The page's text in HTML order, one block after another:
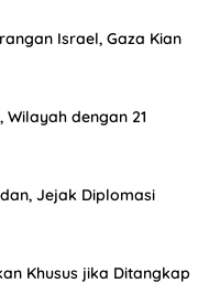
Israel, Gaza Kian
dengan 21
Jejak Diplomasi
Khusus jika Ditangkap